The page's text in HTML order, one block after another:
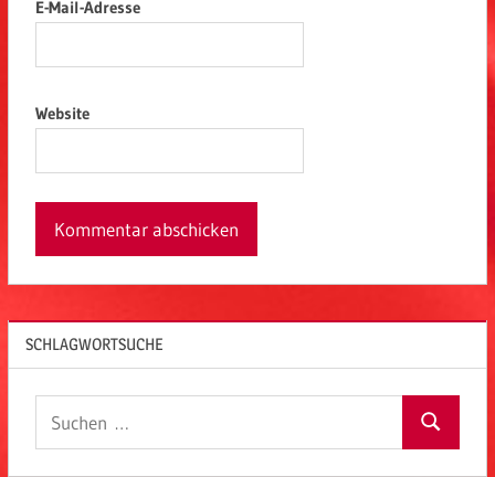
E-Mail-Adresse
Website
SCHLAGWORTSUCHE
Suchen